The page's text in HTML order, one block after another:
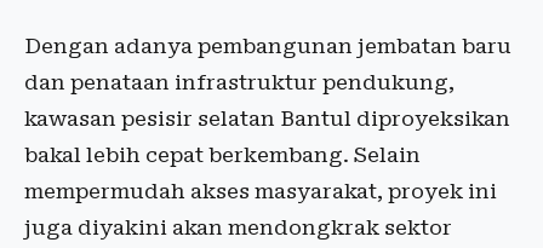
Dengan adanya pembangunan jembatan baru
dan penataan infrastruktur pendukung,
kawasan pesisir selatan Bantul diproyeksikan
bakal lebih cepat berkembang. Selain
mempermudah akses masyarakat, proyek ini
juga diyakini akan mendongkrak sektor